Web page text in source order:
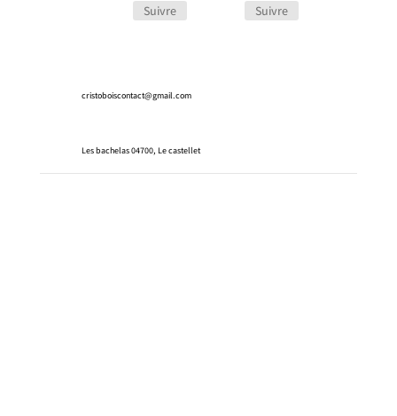
Suivre Suivre
cristoboiscontact@gmail.com
Les bachelas 04700, Le castellet